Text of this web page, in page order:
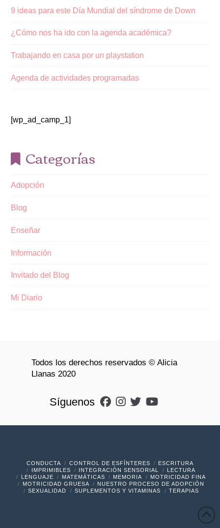
9 ideas para este Día Mundial del síndrome de Down
¿Cómo nos ha ido con la agenda académica?
Trabajando en casa por un playstation
Agenda de actividades programadas
[wp_ad_camp_1]
Categorías
Adopción
Blog
Enseñar
Información
Invitado del Blog
Mi Diario
Todos los derechos reservados © Alicia
Llanas 2020
Síguenos
CONDUCTA CONTROL DE ESFÍNTERES
ESCRITURA
IMPRIMIBLES
INTEGRACIÓN SENSORIAL
LECTURA
LENGUAJE
MATEMÁTICAS MEMORIA
MOTRICIDAD FINA
MOTRICIDAD GRUESA
NUESTRO PROCESO DE ADOPCIÓN
SEXUALIDAD
SUPLEMENTOS Y VITAMINAS TERAPIAS